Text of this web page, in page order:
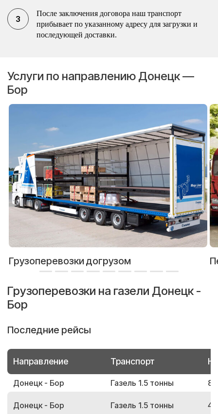
После заключения договора наш транспорт
прибывает по указанному адресу для загрузки и
последующей доставки.
Услуги по направлению Донецк —
Бор
Грузоперевозки догрузом
Грузоперевозки на газели Донецк -
Бор
Последние рейсы
Направление Транспорт
Донецк - Бор Газель 1.5 тонны
Донецк - Бор Газель 1.5 тонны